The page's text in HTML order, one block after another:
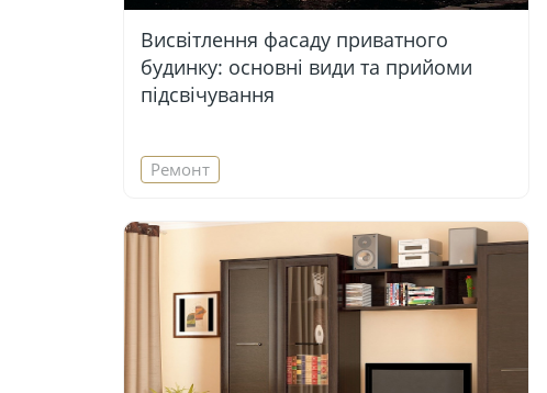
Висвітлення фасаду приватного
будинку: основні види та прийоми
підсвічування
Ремонт